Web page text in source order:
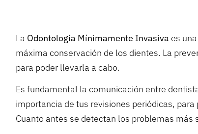
La Odontología Mínimamente Invasiva es
máxima conservación de los dientes. La
para poder llevarla a cabo.
Es fundamental la comunicación entre
importancia de tus revisiones periódicas,
Cuanto antes se detectan los problemas